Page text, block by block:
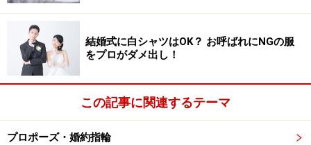
結婚式に白シャツはOK？ お呼ばれにNGの服
をプロがダメ出し！
この記事に関連するテーマ
プロポーズ・婚約指輪